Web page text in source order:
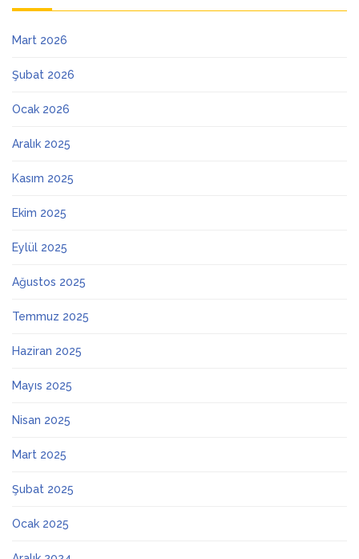
Mart 2026
Şubat 2026
Ocak 2026
Aralık 2025
Kasım 2025
Ekim 2025
Eylül 2025
Ağustos 2025
Temmuz 2025
Haziran 2025
Mayıs 2025
Nisan 2025
Mart 2025
Şubat 2025
Ocak 2025